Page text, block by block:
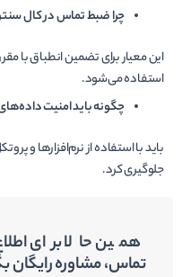
چرا ضبط تماس در کال
این معیار برای تضمین انطباق با
استفاده می‌شود.
چگونه باید امنیت
باید با استفاده از نرم‌افزارها و
جلوگیری کرد.
همین حالا برای
تماس، مشاوره رایگان